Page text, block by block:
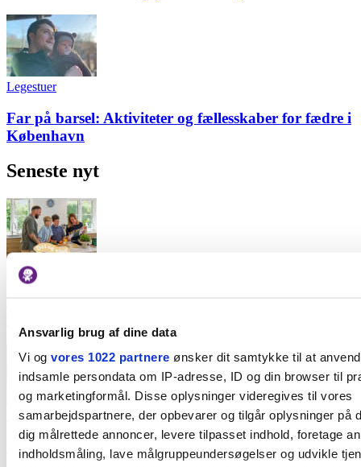
Ansvarlig brug af dine data
Vi og vores 1022 partnere ønsker dit samtykke til at
indsamle persondata om IP-adresse, ID og din browser til
og marketingformål. Disse oplysninger videregives til vores
samarbejdspartnere, der opbevarer og tilgår oplysninger på
dig målrettede annoncer, levere tilpasset indhold, foretage
indholdsmåling, lave målgruppeundersøgelser og udvikle
Legestuer
Far på barsel: Aktiviteter og fællesskaber for fædre i
København
Seneste nyt
Økologisk
Forlystelser
Gratis sjov for børn – her er oplevelserne, I ikke vil